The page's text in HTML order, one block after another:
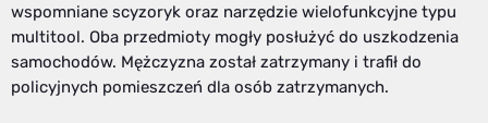
wspomniane scyzoryk oraz narzędzie wielofunkcyjne typu
multitool. Oba przedmioty mogły posłużyć do uszkodzenia
samochodów. Mężczyzna został zatrzymany i trafił do
policyjnych pomieszczeń dla osób zatrzymanych.